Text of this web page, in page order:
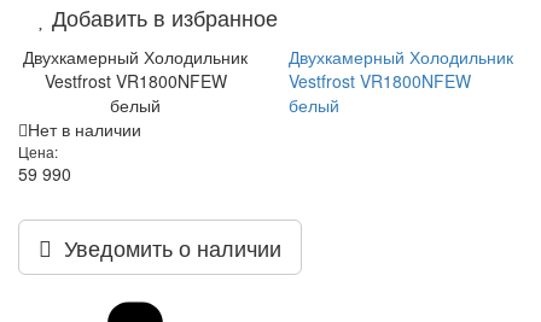
Добавить в избранное
Двухкамерный Холодильник
Vestfrost VR1800NFEW
белый
Двухкамерный Холодильник
Vestfrost VR1800NFEW
белый
Нет в наличии
Цена:
59 990
Уведомить о наличии